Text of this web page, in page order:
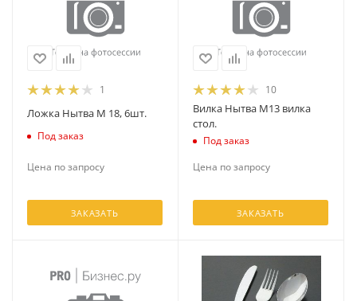
1
Ложка Нытва М 18, 6шт.
Под заказ
Цена по запросу
ЗАКАЗАТЬ
10
Вилка Нытва М13 вилка
стол.
Под заказ
Цена по запросу
ЗАКАЗАТЬ